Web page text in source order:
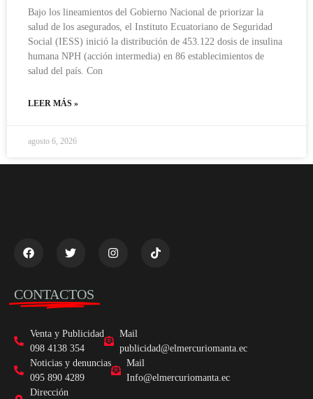
Bajo los lineamientos del Gobierno Nacional de priorizar la
salud de los asegurados, el Instituto Ecuatoriano de Seguridad
Social (IESS) inició la distribución de 453.122 dosis de insulina
humana NPH (acción intermedia) en 86 establecimientos de
salud del país. Con
LEER MÁS »
agosto 6, 2026
CONTACTOS
Venta y Publicidad
098 4138 354
Mail
publicidad@elmercuriomanta.ec
Noticias y denuncias
095 890 4289
Mail
Info@elmercuriomanta.ec
Dirección